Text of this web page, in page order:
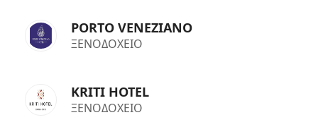
PORTO VENEZIANO
ΞΕΝΟΔΟΧΕΙΟ
KRITI HOTEL
ΞΕΝΟΔΟΧΕΙΟ